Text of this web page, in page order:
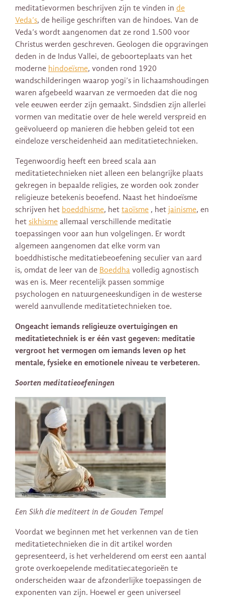
meditatievormen beschrijven zijn te vinden in de
Veda’s, de heilige geschriften van de hindoes. Van de
Veda’s wordt aangenomen dat ze rond 1.500 voor
Christus werden geschreven. Geologen die opgravingen
deden in de Indus Vallei, de geboorteplaats van het
moderne hindoeïsme, vonden rond 1920
wandschilderingen waarop yogi’s in lichaamshoudingen
waren afgebeeld waarvan ze vermoeden dat die nog
vele eeuwen eerder zijn gemaakt. Sindsdien zijn allerlei
vormen van meditatie over de hele wereld verspreid en
geëvolueerd op manieren die hebben geleid tot een
eindeloze verscheidenheid aan meditatietechnieken.
Tegenwoordig heeft een breed scala aan
meditatietechnieken niet alleen een belangrijke plaats
gekregen in bepaalde religies, ze worden ook zonder
religieuze betekenis beoefend. Naast het hindoeïsme
schrijven het boeddhisme, het taoïsme , het jainisme, en
het sikhisme allemaal verschillende meditatie
toepassingen voor aan hun volgelingen. Er wordt
algemeen aangenomen dat elke vorm van
boeddhistische meditatiebeoefening seculier van aard
is, omdat de leer van de Boeddha volledig agnostisch
was en is. Meer recentelijk passen sommige
psychologen en natuurgeneeskundigen in de westerse
wereld aanvullende meditatietechnieken toe.
Ongeacht iemands religieuze overtuigingen en
meditatietechniek is er één vast gegeven: meditatie
vergroot het vermogen om iemands leven op het
mentale, fysieke en emotionele niveau te verbeteren.
Soorten meditatieoefeningen
Een Sikh die mediteert in de Gouden Tempel
Voordat we beginnen met het verkennen van de tien
meditatietechnieken die in dit artikel worden
gepresenteerd, is het verhelderend om eerst een ​​aantal
grote overkoepelende meditatiecategorieën te
onderscheiden waar de afzonderlijke toepassingen de
exponenten van zijn. Hoewel er geen universeel